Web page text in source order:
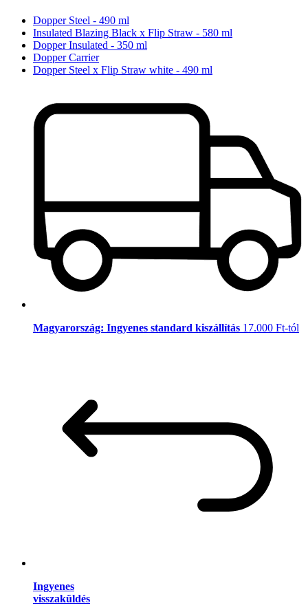
Dopper Steel - 490 ml
Insulated Blazing Black x Flip Straw - 580 ml
Dopper Insulated - 350 ml
Dopper Carrier
Dopper Steel x Flip Straw white - 490 ml
Magyarország: Ingyenes standard kiszállítás 17.000 Ft-tól
Ingyenes
visszaküldés